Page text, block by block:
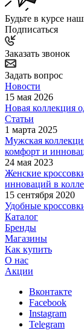
Будьте в курсе
Подписаться
Заказать звонок
Задать вопрос
Новости
15 мая 2026
Новая коллекция
Статьи
1 марта 2025
Мужская
комфорт и
24 мая 2023
Женские
инноваций в
15 сентября 2020
Удобные
Каталог
Бренды
Магазины
Как купить
О нас
Акции
Вконтакте
Facebook
Instagram
Telegram